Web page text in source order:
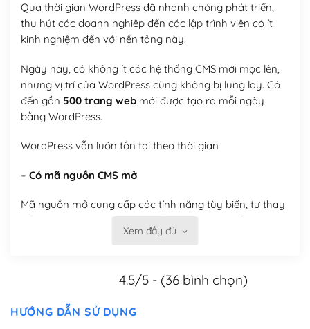
Qua thời gian WordPress đã nhanh chóng phát triển,
thu hút các doanh nghiệp đến các lập trình viên có ít
kinh nghiệm đến với nền tảng này.
Ngày nay, có không ít các hệ thống CMS mới mọc lên,
nhưng vị trí của WordPress cũng không bị lung lay. Có
đến gần 500 trang webmới được tạo ra mỗi ngày
bằng WordPress.
WordPress vẫn luôn tồn tại theo thời gian
– Có mã nguồn CMS mở
Mã nguồn mở cung cấp các tính năng tùy biến, tự thay
đổi theme, tự cài plugin, tự quản lý, bạn có thể tùy chỉnh
nó theo ý bạn mà không phải sử dụng dịch vụ tại bất
Việc của bạn là đăng ký một tên miền và hosting để
Xem đầy đủ
4.5/5 - (36 bình chọn)
HƯỚNG DẪN SỬ DỤNG